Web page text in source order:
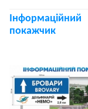
Інформаційний
покажчик